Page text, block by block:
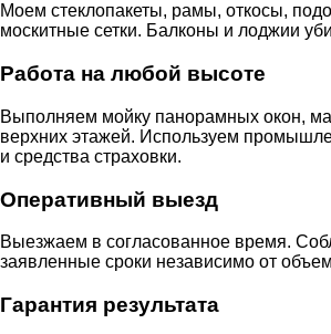
Моем стеклопакеты, рамы, откосы,
москитные сетки. Балконы и лоджии
Работа на любой высоте
Выполняем мойку панорамных окон,
верхних этажей. Используем
и средства страховки.
Оперативный выезд
Выезжаем в согласованное время.
заявленные сроки независимо от
Гарантия результата